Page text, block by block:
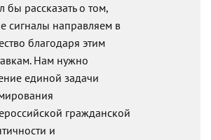
бы рассказать о том,
сигналы направляем в
благодаря этим
Нам нужно
единой задачи
гражданской
и